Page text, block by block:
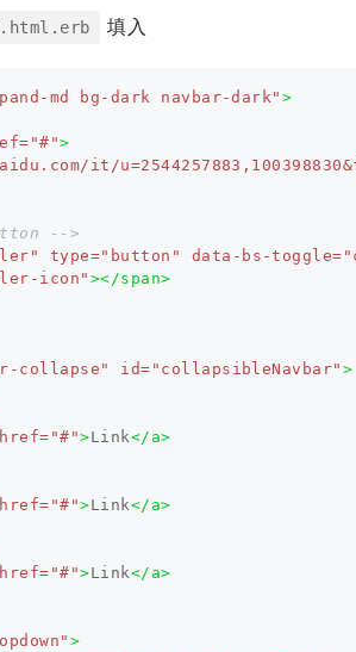
填入
md bg-dark navbar-dark">
"#">
it/
-->
type="button" data-bs-toggle=
icon" ></span>
collapse" id= "collapsibleNavbar" >
href= "#">Link</a>
href= "#">Link</a>
href= "#">Link</a>
>